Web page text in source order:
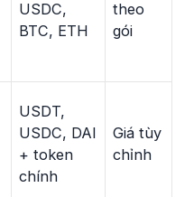
USDC,
BTC, ETH
theo
gói
USDT,
USDC, DAI
+ token
chính
Giá tùy
chỉnh